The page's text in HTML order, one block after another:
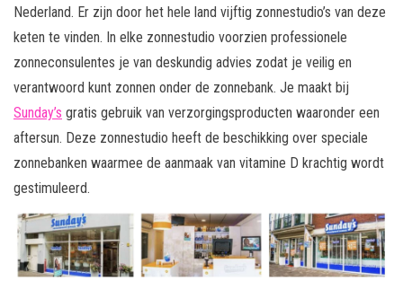
Nederland. Er zijn door het hele land vijftig zonnestudio’s van deze
keten te vinden. In elke zonnestudio voorzien professionele
zonneconsulentes je van deskundig advies zodat je veilig en
verantwoord kunt zonnen onder de zonnebank. Je maakt bij
Sunday’s gratis gebruik van verzorgingsproducten waaronder een
aftersun. Deze zonnestudio heeft de beschikking over speciale
zonnebanken waarmee de aanmaak van vitamine D krachtig wordt
gestimuleerd.